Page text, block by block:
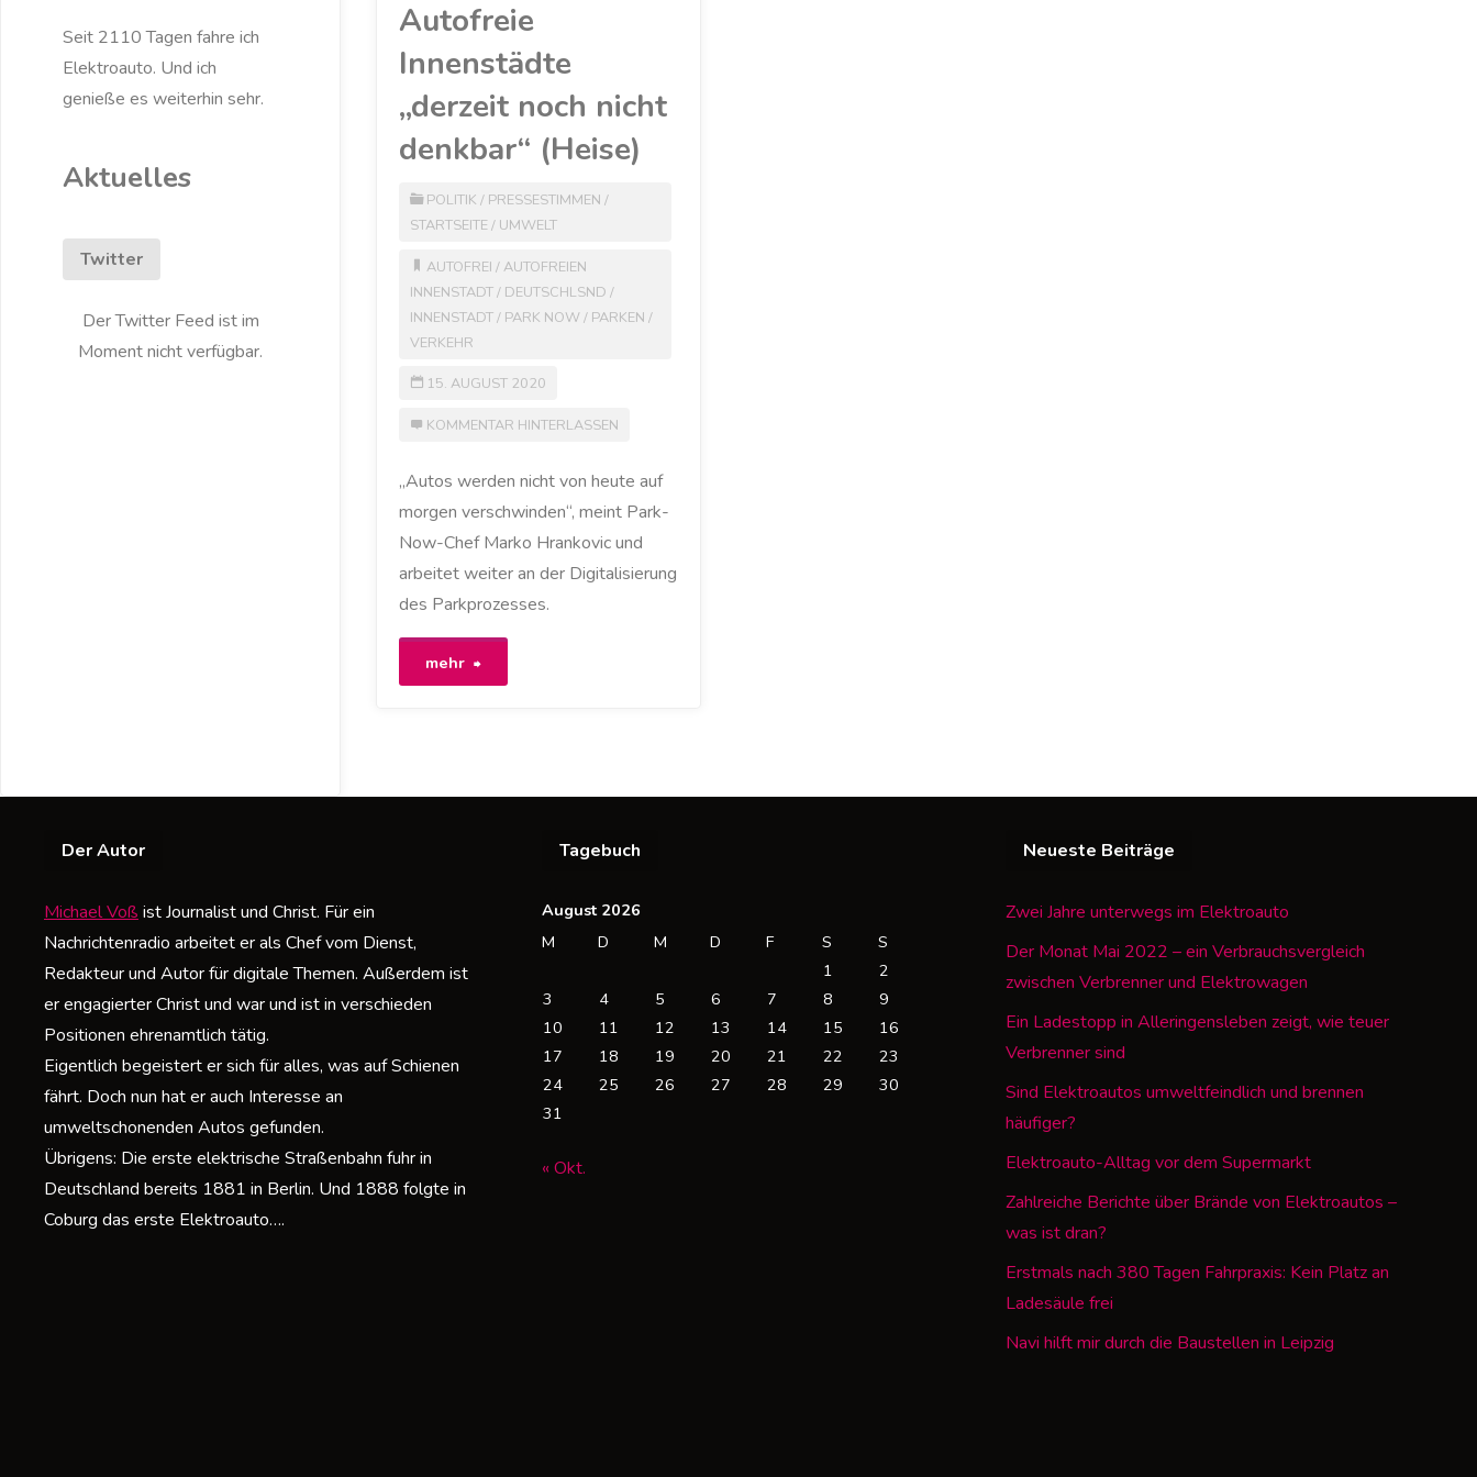
Autofreie
Innenstädte
„derzeit noch nicht
denkbar“ (Heise)
POLITIK / PRESSESTIMMEN /
STARTSEITE/ UMWELT
AUTOFREI /AUTOFREIEN
INNENSTADT/ DEUTSCHLSND /
INNENSTADT/ PARK NOW/ PARKEN /
VERKEHR
15. AUGUST 2020
KOMMENTAR HINTERLASSEN
„Autos werden nicht von heute auf
morgen verschwinden“, meint Park-
Now-Chef Marko Hrankovic und
arbeitet weiter an der Digitalisierung
des Parkprozesses.
mehr
"Park
denkbar“
(Heise)"
Seit 2110 Tagen fahre ich
Elektroauto. Und ich
genieße es weiterhin sehr.
Aktuelles
Twitter
Der Twitter Feed ist im
Moment nicht verfügbar.
Der Autor
Michael Voß ist Journalist und Christ. Für ein
Nachrichtenradio arbeitet er als Chef vom Dienst,
Redakteur und Autor für digitale Themen. Außerdem ist
er engagierter Christ und war und ist in verschieden
Positionen ehrenamtlich tätig.
Eigentlich begeistert er sich für alles, was auf Schienen
fährt. Doch nun hat er auch Interesse an
umweltschonenden Autos gefunden.
Übrigens: Die erste elektrische Straßenbahn fuhr in
Deutschland bereits 1881 in Berlin. Und 1888 folgte in
Coburg das erste Elektroauto….
Tagebuch
August 2026
M
D M D F S
S
1
2
3
4 5 6 7 8
9
10
11 12 13 14 15
16
17
18 19 20 21 22
23
24
25 26 27 28 29
30
31
« Okt.
Neueste Beiträge
Zwei Jahre unterwegs im Elektroauto
Der Monat Mai 2022 – ein Verbrauchsvergleich
zwischen Verbrenner und Elektrowagen
Ein Ladestopp in Alleringensleben zeigt, wie teuer
Verbrenner sind
Sind Elektroautos umweltfeindlich und brennen
häufiger?
Elektroauto-Alltag vor dem Supermarkt
Zahlreiche Berichte über Brände von Elektroautos –
was ist dran?
Erstmals nach 380 Tagen Fahrpraxis: Kein Platz an
Ladesäule frei
Navi hilft mir durch die Baustellen in Leipzig